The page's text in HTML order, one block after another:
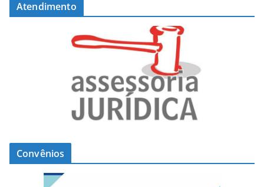
Atendimento
Convênios